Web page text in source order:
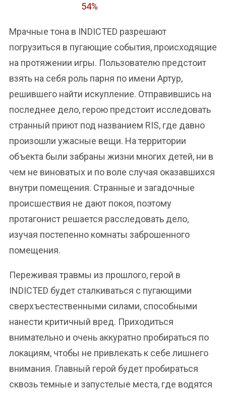
54%
Мрачные тона в INDICTED разрешают
погрузиться в пугающие события, происходящие
на протяжении игры. Пользователю предстоит
взять на себя роль парня по имени Артур,
решившего найти искупление. Отправившись на
последнее дело, герою предстоит исследовать
странный приют под названием RIS, где давно
произошли ужасные вещи. На территории
объекта были забраны жизни многих детей, ни в
чем не виноватых и по воле случая оказавшихся
внутри помещения. Странные и загадочные
происшествия не дают покоя, поэтому
протагонист решается расследовать дело,
изучая постепенно комнаты заброшенного
помещения.
Переживая травмы из прошлого, герой в
INDICTED будет сталкиваться с пугающими
сверхъестественными силами, способными
нанести критичный вред. Приходиться
внимательно и очень аккуратно пробираться по
локациям, чтобы не привлекать к себе лишнего
внимания. Главный герой будет пробираться
сквозь темные и запустелые места, где водятся